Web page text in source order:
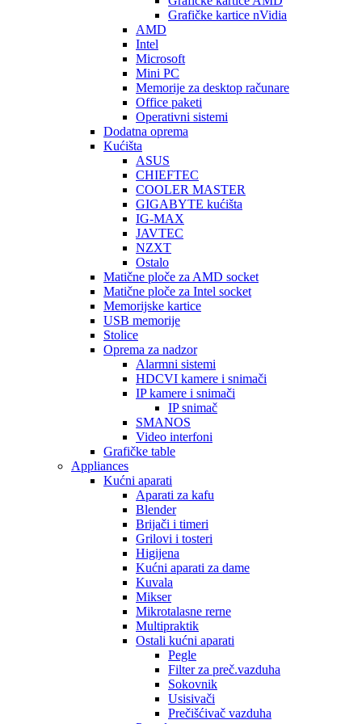
Grafičke kartice nVidia
AMD
Intel
Microsoft
Mini PC
Memorije za desktop računare
Office paketi
Operativni sistemi
Dodatna oprema
Kućišta
ASUS
CHIEFTEC
COOLER MASTER
GIGABYTE kućišta
IG-MAX
JAVTEC
NZXT
Ostalo
Matične ploče za AMD socket
Matične ploče za Intel socket
Memorijske kartice
USB memorije
Stolice
Oprema za nadzor
Alarmni sistemi
HDCVI kamere i snimači
IP kamere i snimači
IP snimač
SMANOS
Video interfoni
Grafičke table
Appliances
Kućni aparati
Aparati za kafu
Blender
Brijači i timeri
Grilovi i tosteri
Higijena
Kućni aparati za dame
Kuvala
Mikser
Mikrotalasne rerne
Multipraktik
Ostali kućni aparati
Pegle
Filter za preč.vazduha
Sokovnik
Usisivači
Prečišćivač vazduha